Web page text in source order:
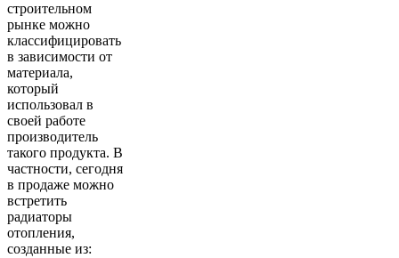
строительном
рынке можно
классифицировать
в зависимости от
материала,
который
использовал в
своей работе
производитель
такого продукта. В
частности, сегодня
в продаже можно
встретить
радиаторы
отопления,
созданные из: